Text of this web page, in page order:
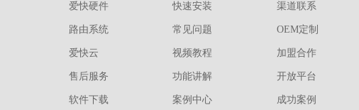
爱快硬件
路由系统
爱快云
售后服务
软件下载
快速安装
常见问题
视频教程
功能讲解
案例中心
渠道联系
OEM定制
加盟合作
开放平台
成功案例